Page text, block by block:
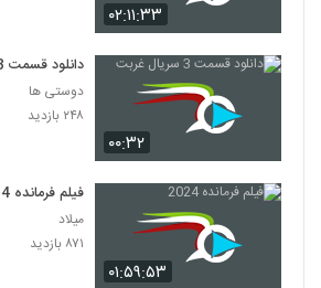
۰۲:۱۱:۳۳
۰۰:۳۲
دانلود قسمت 3 سریال غربت
دوستی ها
۲۴۸ بازدید
۰۱:۵۹:۵۳
فیلم فرمانده 2024
میلاد
۸۷۱ بازدید